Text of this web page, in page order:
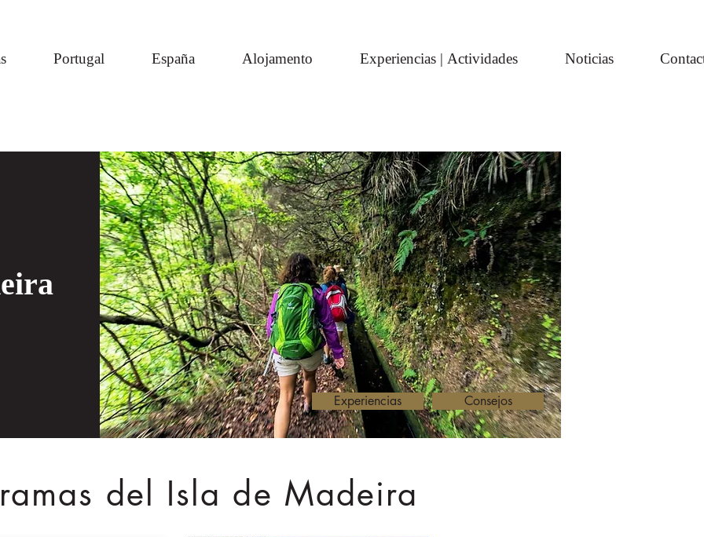
Portugal España Alojamento Experiencias | Actividades Noticias
Experiencias Consejos
del Isla de Madeira